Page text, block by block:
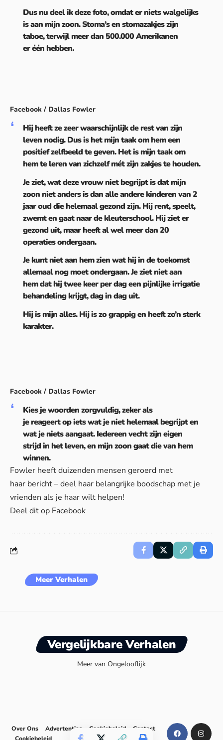
Dus nu deel ik deze foto, omdat er niets walgelijks
is aan mijn zoon. Stoma’s en stomazakjes zijn
taboe, terwijl meer dan 500.000 Amerikanen
er één hebben.
Facebook / Dallas Fowler
Hij heeft ze zeer waarschijnlijk de rest van zijn
leven nodig. Dus is het mijn taak om hem een
positief zelfbeeld te geven. Het is mijn taak om
hem te leren van zichzelf mét zijn zakjes te houden.
Je ziet, wat deze vrouw niet begrijpt is dat mijn
zoon niet anders is dan alle andere kinderen van 2
jaar oud die helemaal gezond zijn. Hij rent, speelt,
zwemt en gaat naar de kleuterschool. Hij ziet er
gezond uit, maar heeft al wel meer dan 20
operaties ondergaan.
Je kunt niet aan hem zien wat hij in de toekomst
allemaal nog moet ondergaan. Je ziet niet aan
hem dat hij twee keer per dag een pijnlijke irrigatie
behandeling krijgt, dag in dag uit.
Hij is mijn alles. Hij is zo grappig en heeft zo’n sterk
karakter.
Facebook / Dallas Fowler
Kies je woorden zorgvuldig, zeker als
je reageert op iets wat je niet helemaal begrijpt en
wat je niets aangaat. Iedereen vecht zijn eigen
strijd in het leven, en mijn zoon gaat die van hem
winnen.
Fowler heeft duizenden mensen geroerd met
haar bericht – deel haar belangrijke boodschap met je
vrienden als je haar wilt helpen!
Deel dit op Facebook
Meer Verhalen
Vergelijkbare Verhalen
Meer van Ongelooflijk
Over Ons Advertenties Cookiebeleid
Contact